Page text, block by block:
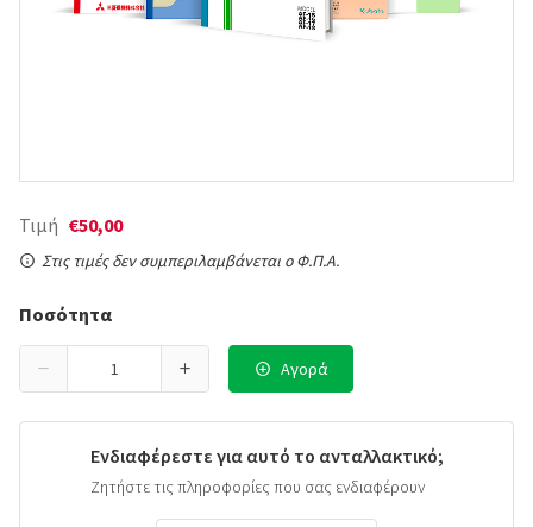
Τιμή €50,00
Στις τιμές δεν συμπεριλαμβάνεται ο Φ.Π.Α.
Ποσότητα
Αγορά
Ενδιαφέρεστε για αυτό το ανταλλακτικό;
Ζητήστε τις πληροφορίες που σας ενδιαφέρουν